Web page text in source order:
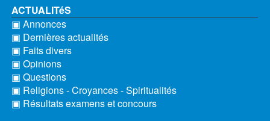
ACTUALITéS
▣ Annonces
▣ Dernières actualités
▣ Faits divers
▣ Opinions
▣ Questions
▣ Religions - Croyances - Spiritualités
▣ Résultats examens et concours